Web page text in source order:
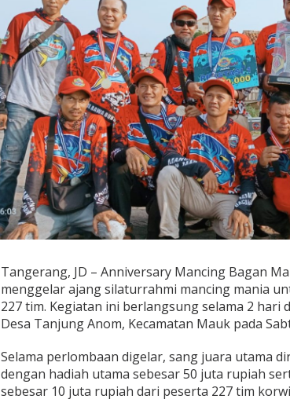
u
R
a
i
h
J
u
a
r
a
U
t
a
m
a
d
i
n
i
v
e
r
a
r
y
Tangerang, JD – Anniversary Mancing Bagan
menggelar ajang silaturrahmi mancing mania
227 tim. Kegiatan ini berlangsung selama 2 hari
Desa Tanjung Anom, Kecamatan Mauk pada
Selama perlombaan digelar, sang juara utama
dengan hadiah utama sebesar 50 juta rupiah
sebesar 10 juta rupiah dari peserta 227 tim